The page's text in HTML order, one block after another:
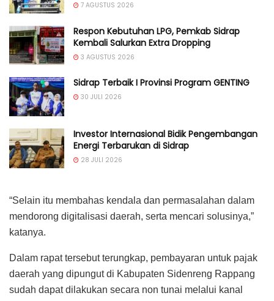
7 AGUSTUS 2026
Respon Kebutuhan LPG, Pemkab Sidrap
Kembali Salurkan Extra Dropping
3 AGUSTUS 2026
Sidrap Terbaik I Provinsi Program GENTING
30 JULI 2026
Investor Internasional Bidik Pengembangan
Energi Terbarukan di Sidrap
28 JULI 2026
“Selain itu membahas kendala dan permasalahan dalam
mendorong digitalisasi daerah, serta mencari solusinya,”
katanya.
Dalam rapat tersebut terungkap, pembayaran untuk pajak
daerah yang dipungut di Kabupaten Sidenreng Rappang
sudah dapat dilakukan secara non tunai melalui kanal